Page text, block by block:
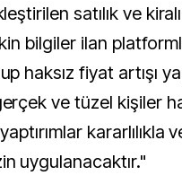
satılık ve
bilgiler ilan
haksız fiyat artışı
ve tüzel kişiler
kararlılıkla
uygulanacaktır."